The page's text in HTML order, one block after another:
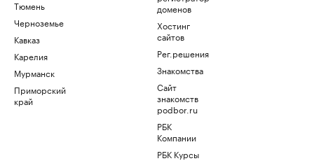
Тюмень
Черноземье
Кавказ
Карелия
Мурманск
Приморский
край
доменов
Хостинг
сайтов
Рег.решения
Знакомства
Сайт
знакомств
podbor.ru
РБК
Компании
РБК Курсы